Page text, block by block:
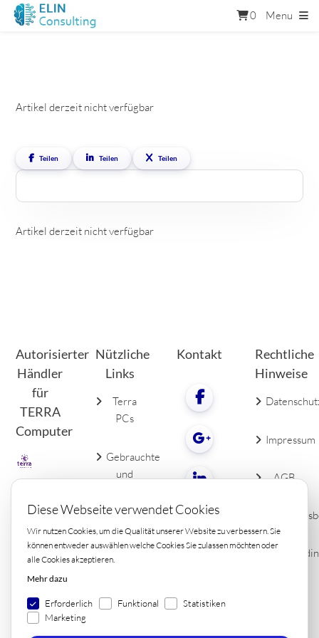
0 Menu
Artikel derzeit nicht verfügbar
Teilen Teilen Teilen
Artikel derzeit nicht verfügbar
Diese Webseite verwendet Cookies
Wir nutzen Cookies, um die Qualität unserer Website zu verbessern. Sie
können entweder auswählen welche Cookies Sie zulassen möchten oder
alle Cookies akzeptieren.
Mehr dazu
Erforderlich Funktional
Statistiken
Marketing
Autorisierter
Händler
für
TERRA
Computer
Nützliche
Links
Terra
PCs
Gebrauchte
und
LCDs
PC
Zubehör
Kontakt
Rechtliche
Hinweise
Impressum
AGB